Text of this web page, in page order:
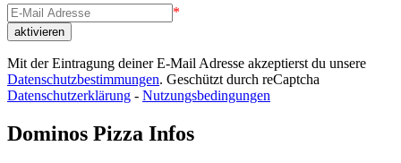
*
Mit der Eintragung deiner E-Mail Adresse akzeptierst du unsere
Datenschutzbestimmungen. Geschützt durch reCaptcha
Datenschutzerklärung - Nutzungsbedingungen
Dominos Pizza Infos